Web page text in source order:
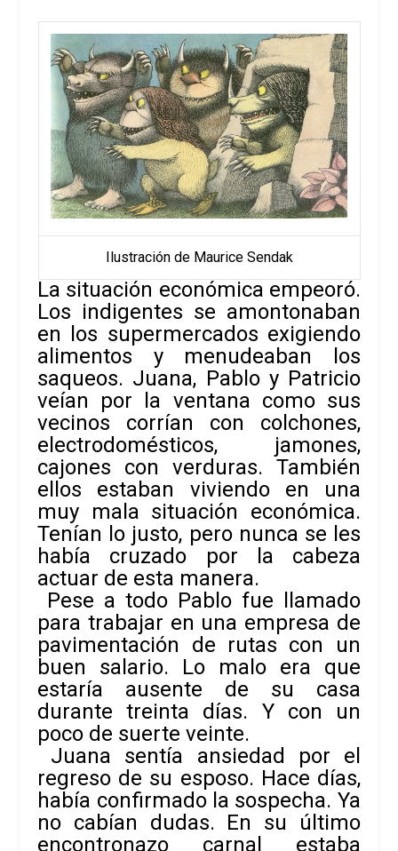
Ilustración de Maurice Sendak
La situación económica empeoró.
Los indigentes se amontonaban
en los supermercados exigiendo
alimentos y menudeaban los
saqueos. Juana, Pablo y Patricio
veían por la ventana como sus
vecinos corrían con colchones,
electrodomésticos, jamones,
cajones con verduras. También
ellos estaban viviendo en una
muy mala situación económica.
Tenían lo justo, pero nunca se les
había cruzado por la cabeza
actuar de esta manera.
Pese a todo Pablo fue llamado
para trabajar en una empresa de
pavimentación de rutas con un
buen salario. Lo malo era que
estaría ausente de su casa
durante treinta días. Y con un
poco de suerte veinte.
Juana sentía ansiedad por el
regreso de su esposo. Hace días,
había confirmado la sospecha. Ya
no cabían dudas. En su último
encontronazo carnal estaba